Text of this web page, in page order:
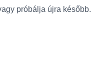
próbálja újra később.